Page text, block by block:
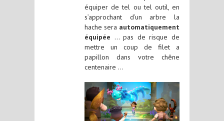
équiper de tel ou tel outil, en
s’approchant d’un arbre la
hache sera automatiquement
équipée … pas de risque de
mettre un coup de filet a
papillon dans votre chêne
centenaire …